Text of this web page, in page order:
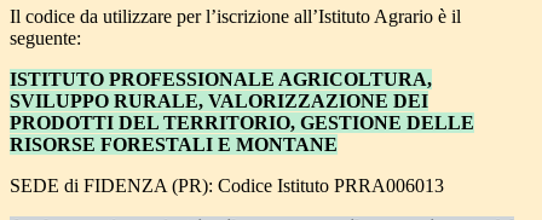
Il codice da utilizzare per l’iscrizione all’Istituto Agrario è il
seguente:
ISTITUTO PROFESSIONALE AGRICOLTURA,
SVILUPPO RURALE, VALORIZZAZIONE DEI
PRODOTTI DEL TERRITORIO, GESTIONE DELLE
RISORSE FORESTALI E MONTANE
SEDE di FIDENZA (PR): Codice Istituto PRRA006013